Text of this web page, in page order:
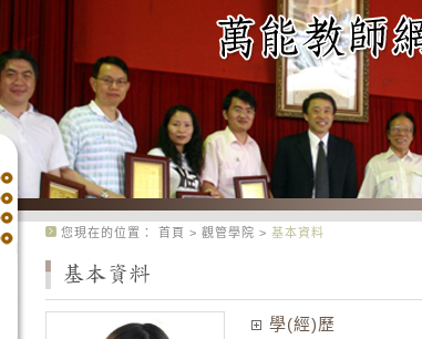
您現在的位置： 首頁 > 觀管學院 > 基本資料
學(經)歷